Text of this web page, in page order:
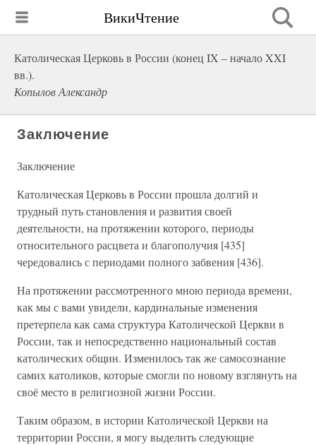
ВикиЧтение
Католическая Церковь в России (конец IX – начало XXI
вв.).
Копылов Александр
Заключение
Заключение
Католическая Церковь в России прошла долгий и
трудный путь становления и развития своей
деятельности, на протяжении которого, периоды
относительного расцвета и благополучия [435]
чередовались с периодами полного забвения [436].
На протяжении рассмотренного мною периода времени,
как мы с вами увидели, кардинальные изменения
претерпела как сама структура Католической Церкви в
России, так и непосредственно национальный состав
католических общин. Изменилось так же самосознание
самих католиков, которые смогли по новому взглянуть на
своё место в религиозной жизни России.
Таким образом, в истории Католической Церкви на
территории России, я могу выделить следующие